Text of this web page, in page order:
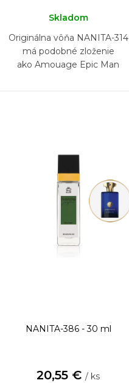
Skladom
Originálna vôňa NANITA-314
má podobné zloženie
ako Amouage Epic Man
NANITA-386 - 30 ml
20,55 € / ks